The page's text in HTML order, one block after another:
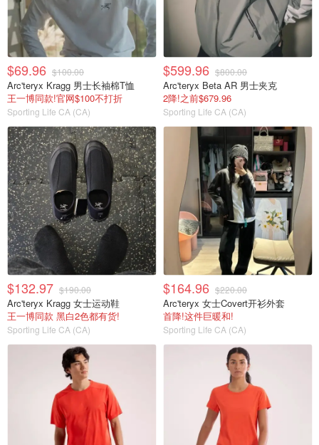
$69.96 $100.00
Arc'teryx Kragg 男士长袖棉T恤
王一博同款!官网$100不打折
Sporting Life CA (CA)
$599.96 $800.00
Arc'teryx Beta AR 男士夹克
2降!之前$679.96
Sporting Life CA (CA)
$132.97 $190.00
Arc'teryx Kragg 女士运动鞋
王一博同款 黑白2色都有货!
Sporting Life CA (CA)
$164.96 $220.00
Arc'teryx 女士Covert开衫外套
首降!这件巨暖和!
Sporting Life CA (CA)